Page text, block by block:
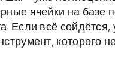
ячейки на базе
Если всё сойдётся,
которого